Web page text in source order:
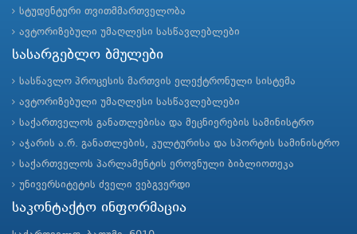
სტუდენტური თვითმმართველობა
ავტორიზებული უმაღლესი სასწავლებლები
სასარგებლო ბმულები
სასწავლო პროცესის მართვის ელექტრონული სისტემა
ავტორიზებული უმაღლესი სასწავლებლები
საქართველოს განათლებისა და მეცნიერების სამინისტრო
აჭარის ა.რ. განათლების, კულტურისა და სპორტის სამინისტრო
საქართველოს პარლამენტის ეროვნული ბიბლიოთეკა
უნივერსიტეტის ძველი ვებგვერდი
საკონტაქტო ინფორმაცია